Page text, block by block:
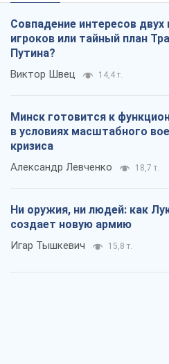
Совпадение интересов двух
игроков или тайный план
Путина?
Виктор Швец 14,4 т.
Минск готовится к
в условиях масштабного
кризиса
Александр Левченко 18,7 т.
Ни оружия, ни людей: как
создает новую армию
Игар Тышкевич 15,8 т.